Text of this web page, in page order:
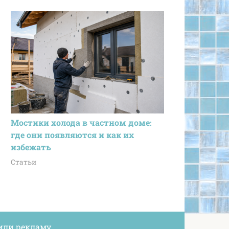
Мостики холода в частном доме:
где они появляются и как их
избежать
Статьи
рекламу